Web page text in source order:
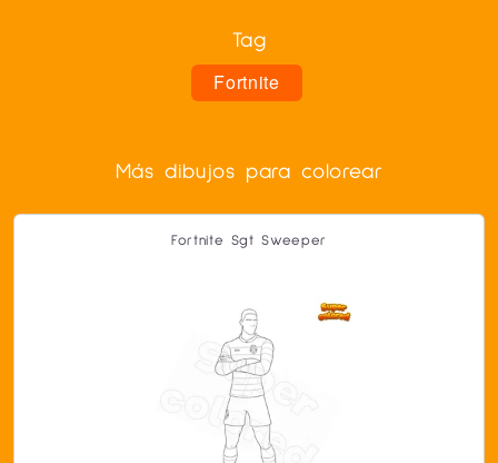
Tag
Fortnite
Más dibujos para colorear
Fortnite Sgt Sweeper